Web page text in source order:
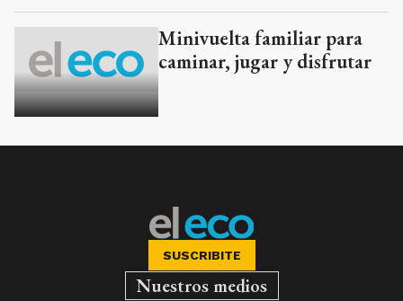
Minivuelta familiar para
caminar, jugar y disfrutar
SUSCRIBITE
Nuestros medios